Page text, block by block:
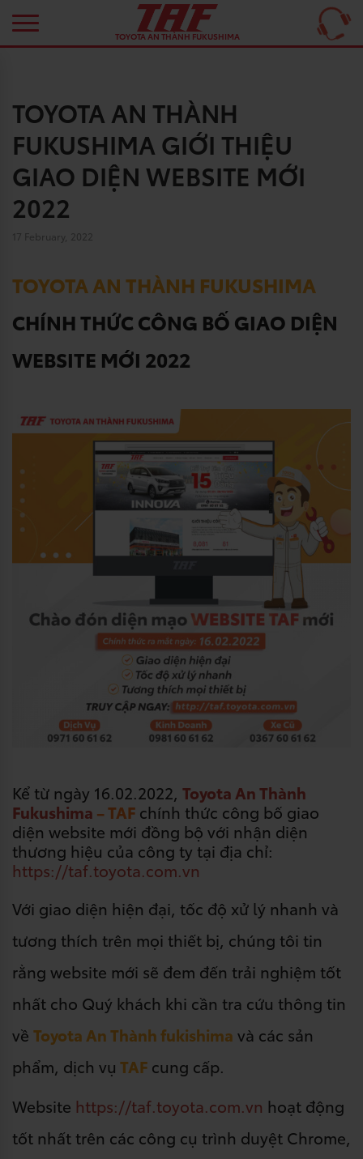
TOYOTA AN THÀNH FUKUSHIMA
TOYOTA AN THÀNH
FUKUSHIMA GIỚI THIỆU
GIAO DIỆN WEBSITE MỚI
2022
TOYOTA AN THÀNH FUKUSHIMA
CHÍNH THỨC CÔNG BỐ GIAO DIỆN
WEBSITE MỚI 2022
Kể từ ngày 16.02.2022, Toyota An Thành
Fukushima – TAF chính thức công bố giao
diện website mới đồng bộ với nhận diện
thương hiệu của công ty tại địa chỉ:
https://taf.toyota.com.vn
Với giao diện hiện đại, tốc độ xử lý nhanh và
tương thích trên mọi thiết bị, chúng tôi tin
rằng website mới sẽ đem đến trải nghiệm tốt
nhất cho Quý khách khi cần tra cứu thông tin
về Toyota An Thành fukishima và các sản
phẩm, dịch vụ TAF cung cấp.
Website https://taf.toyota.com.vn hoạt động
tốt nhất trên các công cụ trình duyệt Chrome,